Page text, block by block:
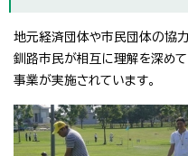
地元経済団体や市民団体の協
釧路市民が相互に理解を深め
事業が実施されています。